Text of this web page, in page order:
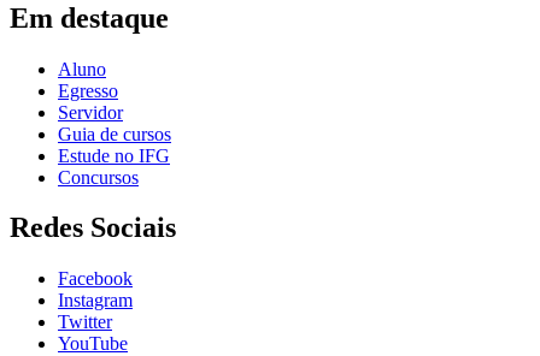
Em destaque
Aluno
Egresso
Servidor
Guia de cursos
Estude no IFG
Concursos
Redes Sociais
Facebook
Instagram
Twitter
YouTube